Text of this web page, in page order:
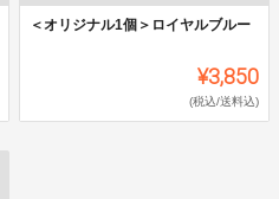
＜オリジナル1個＞ロイヤルブルー
¥3,850
(税込/送料込)